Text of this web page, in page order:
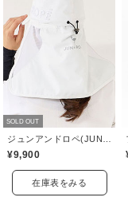
SOLD OUT
ジュンアンドロペ(JUN&ROPE)
¥9,900
在庫表をみる